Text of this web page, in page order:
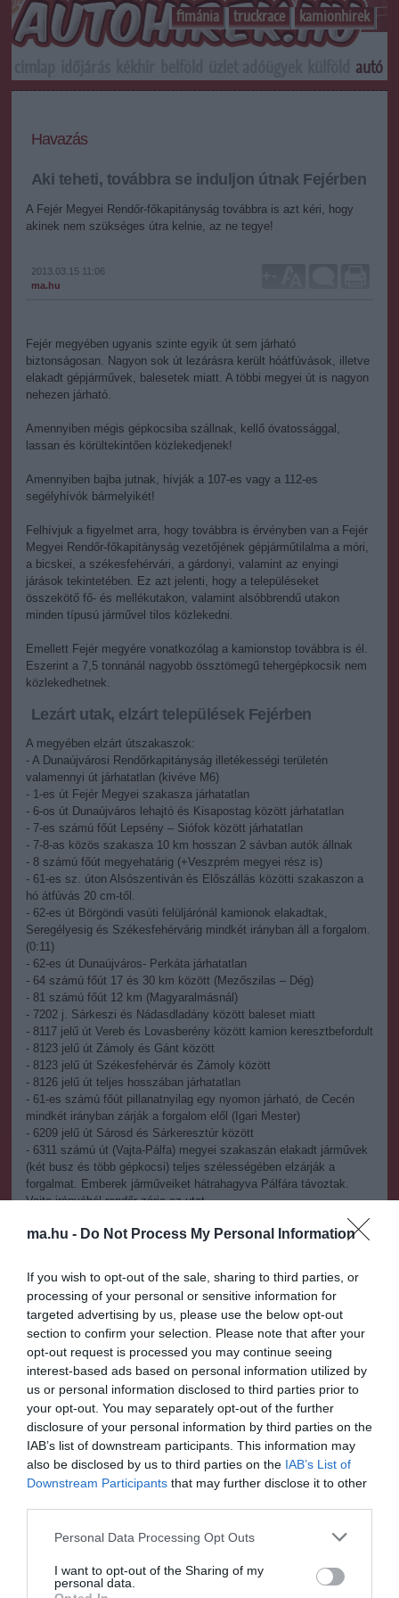
ma.hu - Do Not Process My Personal Information
If you wish to opt-out of the sale, sharing to third parties, or
processing of your personal or sensitive information for
targeted advertising by us, please use the below opt-out
section to confirm your selection. Please note that after your
opt-out request is processed you may continue seeing
interest-based ads based on personal information utilized by
us or personal information disclosed to third parties prior to
your opt-out. You may separately opt-out of the further
disclosure of your personal information by third parties on the
IAB’s list of downstream participants. This information may
also be disclosed by us to third parties on the IAB’s List of
Downstream Participants that may further disclose it to other
Please note that this website/app uses one or more Google
not limited to your visit or usage behaviour. You may click to
grant or deny consent to Google and its third-party tags to
Personal Data Processing Opt Outs
I want to opt-out of the Sharing of my
personal data.
autó
f1mánia truckrace kamionhirek
Havazás
Aki teheti, továbbra se induljon útnak Fejérben
A Fejér Megyei Rendőr-főkapitányság továbbra is azt kéri, hogy
akinek nem szükséges útra kelnie, az ne tegye!
2013.03.15 11:06
ma.hu
Fejér megyében ugyanis szinte egyik út sem járható
biztonságosan. Nagyon sok út lezárásra került hóátfúvások, illetve
elakadt gépjárművek, balesetek miatt. A többi megyei út is nagyon
nehezen járható.
Amennyiben mégis gépkocsiba szállnak, kellő óvatossággal,
lassan és körültekintően közlekedjenek!
Amennyiben bajba jutnak, hívják a 107-es vagy a 112-es
segélyhívók bármelyikét!
Felhívjuk a figyelmet arra, hogy továbbra is érvényben van a Fejér
Megyei Rendőr-főkapitányság vezetőjének gépjárműtilalma a móri,
a bicskei, a székesfehérvári, a gárdonyi, valamint az enyingi
járások tekintetében. Ez azt jelenti, hogy a településeket
összekötő fő- és mellékutakon, valamint alsóbbrendű utakon
minden típusú járművel tilos közlekedni.
Emellett Fejér megyére vonatkozólag a kamionstop továbbra is él.
Eszerint a 7,5 tonnánál nagyobb össztömegű tehergépkocsik nem
közlekedhetnek.
Lezárt utak, elzárt települések Fejérben
A megyében elzárt útszakaszok:
- A Dunaújvárosi Rendőrkapitányság illetékességi területén
valamennyi út járhatatlan (kivéve M6)
- 1-es út Fejér Megyei szakasza járhatatlan
- 6-os út Dunaújváros lehajtó és Kisapostag között járhatatlan
- 7-es számú főút Lepsény – Siófok között járhatatlan
- 7-8-as közös szakasza 10 km hosszan 2 sávban autók állnak
- 8 számú főút megyehatárig (+Veszprém megyei rész is)
- 61-es sz. úton Alsószentiván és Előszállás közötti szakaszon a
hó átfúvás 20 cm-től.
- 62-es út Börgöndi vasúti felüljárónál kamionok elakadtak,
Seregélyesig és Székesfehérvárig mindkét irányban áll a forgalom.
(0:11)
- 62-es út Dunaújváros- Perkáta járhatatlan
- 64 számú főút 17 és 30 km között (Mezőszilas – Dég)
- 81 számú főút 12 km (Magyaralmásnál)
- 7202 j. Sárkeszi és Nádasdladány között baleset miatt
- 8117 jelű út Vereb és Lovasberény között kamion keresztbefordult
- 8123 jelű út Zámoly és Gánt között
- 8123 jelű út Székesfehérvár és Zámoly között
- 8126 jelű út teljes hosszában járhatatlan
- 61-es számú főút pillanatnyilag egy nyomon járható, de Cecén
mindkét irányban zárják a forgalom elől (Igari Mester)
- 6209 jelű út Sárosd és Sárkeresztúr között
- 6311 számú út (Vajta-Pálfa) megyei szakaszán elakadt járművek
(két busz és több gépkocsi) teljes szélességében elzárják a
forgalmat. Emberek járműveiket hátrahagyva Pálfára távoztak.
Vajta irányából rendőr zárja az utat
- 8202 jelű út Székesfehérvár és Iszkaszentgyörgy között
- 6205 Besnyő és Pusztaszabolcs közötti út járhatatlan
- 6209 jelű út Sárosd – Sárkeresztúr között
- 6215 számú út (Mezőfalva-Sárbogárd)
- 6219 számú út (Dunaújváros-Sárbogárd)
- 6305 számú út (Sárbogárd-Nagyhörcsök)
- 6306 számú út (Sárbogárd-Mezőszilas)
- M7-es autópálya jobb és bal pálya teljes megyei szakasza, le van
zárva, az út személygépkocsi mentes, már csak a 71 és 78 km
szakasz között a jobb pályán vannak roncs autók, illetve kamionok
- 8123-as mellékút Gánttól Zámolyig
- 6402-es mellékút Lajoskomárom és Mezőkomárom között
- 8202-es mellékút Székesfehérvár és Iszkaszentgyörgy között
- 811-es számú út teljes zárás a teljes megyei szakaszra. (06:35)
került a felcsúti oldalról
- 81-es számú út 8 és 18 km szelvényében elakadt kamionok miatt